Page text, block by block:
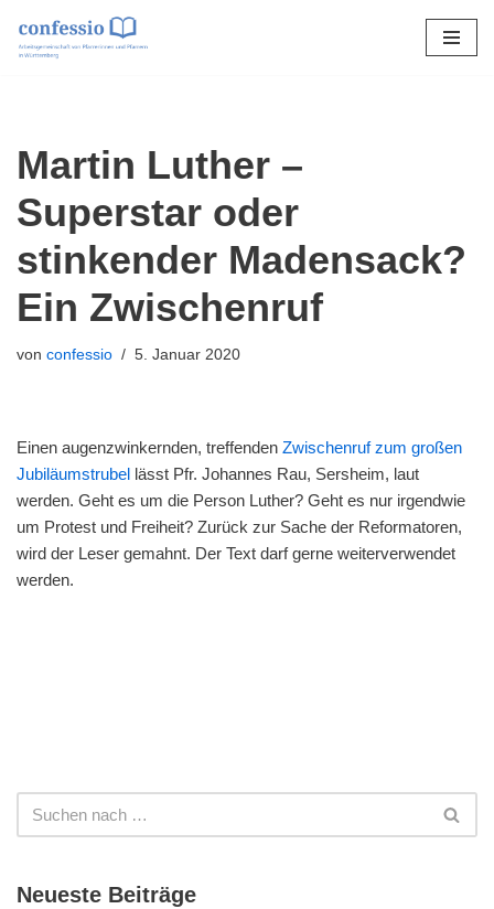
Zum
Martin Luther –
Superstar oder
stinkender Madensack?
Ein Zwischenruf
von confessio 5. Januar 2020
Einen augenzwinkernden, treffenden Zwischenruf zum großen
Jubiläumstrubel lässt Pfr. Johannes Rau, Sersheim, laut
werden. Geht es um die Person Luther? Geht es nur irgendwie
um Protest und Freiheit? Zurück zur Sache der Reformatoren,
wird der Leser gemahnt. Der Text darf gerne weiterverwendet
werden.
Neueste Beiträge